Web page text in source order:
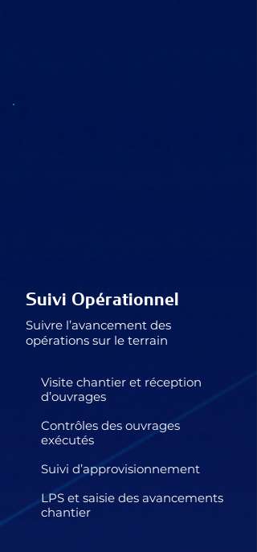
Suivi Opérationnel
Suivre l’avancement des
opérations sur le terrain
Visite chantier et réception
d’ouvrages
Contrôles des ouvrages
exécutés
Suivi d’approvisionnement
LPS et saisie des avancements
chantier